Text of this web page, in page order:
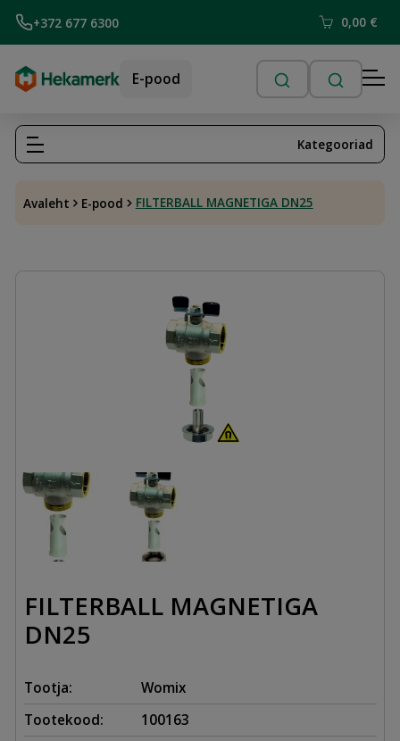
+372 677 6300 0,00 €
E-pood
Avaleht E-pood FILTERBALL MAGNETIGA DN25
Kategooriad
FILTERBALL MAGNETIGA
DN25
Tootja:
Womix
Tootekood:
100163